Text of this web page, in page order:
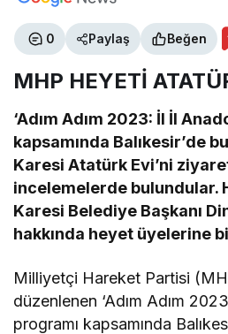
0 Paylaş Beğen
MHP HEYETİ
‘Adım Adım 2023: İl İl
kapsamında Balıkesir’de
Karesi Atatürk Evi’ni
incelemelerde bulundular.
Karesi Belediye Başkanı
hakkında heyet üyelerine
Milliyetçi Hareket Partisi
düzenlenen ‘Adım Adım
programı kapsamında